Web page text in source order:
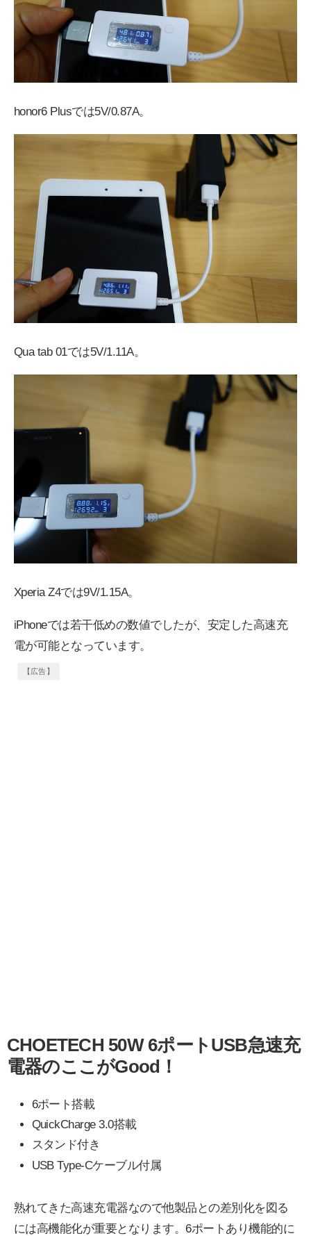
honor6 Plusでは5V/0.87A。
Qua tab 01では5V/1.11A。
Xperia Z4では9V/1.15A。
iPhoneでは若干低めの数値でしたが、安定した高速充
電が可能となっています。
【広告】
CHOETECH 50W 6ポートUSB急速充
電器のここがGood！
6ポート搭載
QuickCharge 3.0搭載
スタンド付き
USB Type-Cケーブル付属
熟れてきた高速充電器なので他製品との差別化を図る
には高機能化が重要となります。6ポートあり機能的に